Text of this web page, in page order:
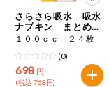
さらさら吸水 吸水
ナプキン まとめ買
いパック
１００ｃｃ ２４枚
(0)
698 円
(税込 768円)